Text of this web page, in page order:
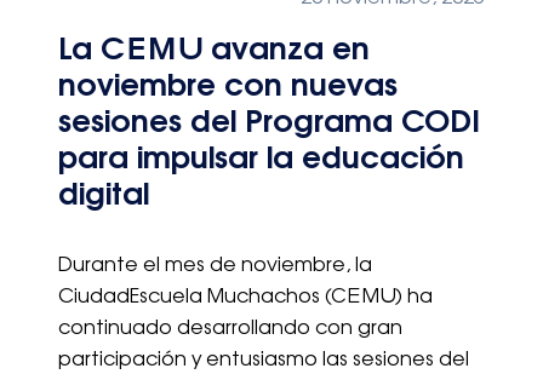
La CEMU avanza en
noviembre con nuevas
sesiones del Programa CODI
para impulsar la educación
digital
Durante el mes de noviembre, la
CiudadEscuela Muchachos (CEMU) ha
continuado desarrollando con gran
participación y entusiasmo las sesiones del